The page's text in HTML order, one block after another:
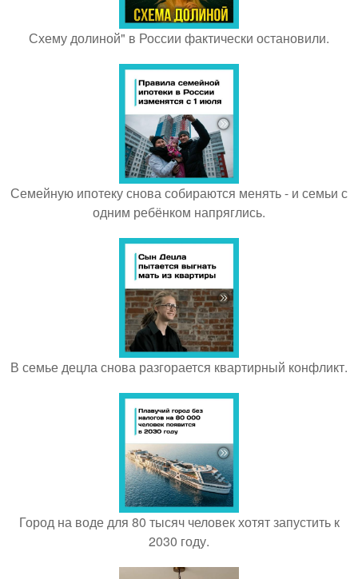
Схему долиной" в России фактически остановили.
Семейную ипотеку снова собираются менять - и семьи с
одним ребёнком напряглись.
В семье децла снова разгорается квартирный конфликт.
Город на воде для 80 тысяч человек хотят запустить к
2030 году.